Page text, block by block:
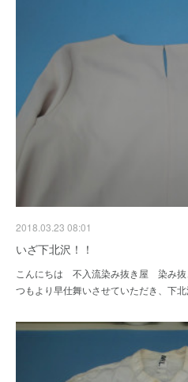
2018.03.23 08:01
いざ下北沢！！
こんにちは 不入流染み抜き屋 染み抜
つもより早仕舞いさせていただき、下